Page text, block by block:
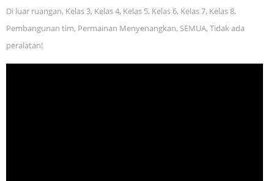
Di luar ruangan, Kelas 3, Kelas 4, Kelas 5, Kelas 6, Kelas 7, Kelas 8,
Pembangunan tim, Permainan Menyenangkan, SEMUA, Tidak ada
peralatan!